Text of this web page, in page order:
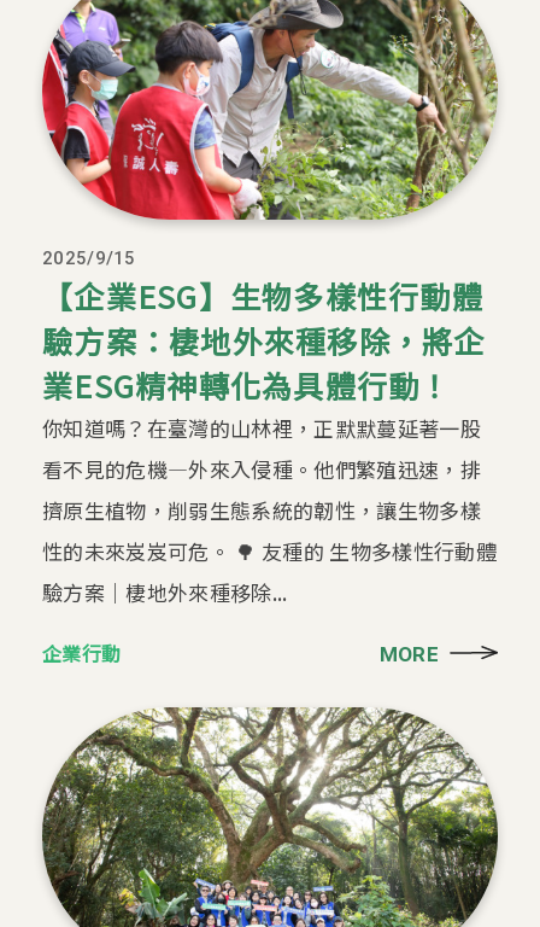
2025/9/15
【企業ESG】生物多樣性行動體
驗方案：棲地外來種移除，將企
業ESG精神轉化為具體行動！
你知道嗎？在臺灣的山林裡，正默默蔓延著一股
看不見的危機—外來入侵種。他們繁殖迅速，排
擠原生植物，削弱生態系統的韌性，讓生物多樣
性的未來岌岌可危。 🌳 友種的 生物多樣性行動體
驗方案｜棲地外來種移除...
企業行動 MORE